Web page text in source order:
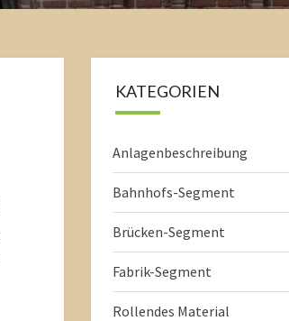
KATEGORIEN
Anlagenbeschreibung
Bahnhofs-Segment
Brücken-Segment
Fabrik-Segment
Rollendes Material